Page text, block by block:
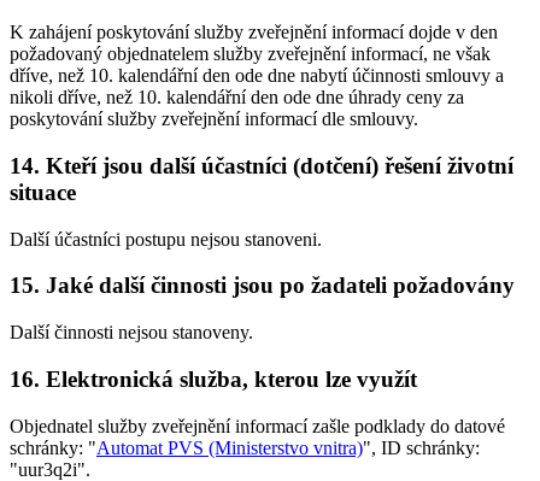
K zahájení poskytování služby zveřejnění informací dojde v den
požadovaný objednatelem služby zveřejnění informací, ne však
dříve, než 10. kalendářní den ode dne nabytí účinnosti smlouvy a
nikoli dříve, než 10. kalendářní den ode dne úhrady ceny za
poskytování služby zveřejnění informací dle smlouvy.
14. Kteří jsou další účastníci (dotčení) řešení životní
situace
Další účastníci postupu nejsou stanoveni.
15. Jaké další činnosti jsou po žadateli požadovány
Další činnosti nejsou stanoveny.
16. Elektronická služba, kterou lze využít
Objednatel služby zveřejnění informací zašle podklady do datové
schránky: "Automat PVS (Ministerstvo vnitra)", ID schránky:
"uur3q2i".